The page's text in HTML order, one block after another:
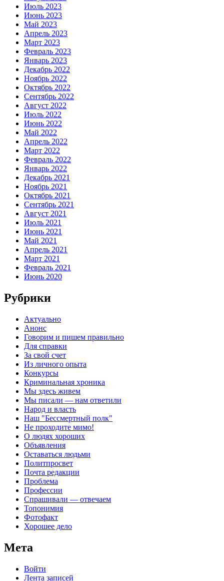
Июль 2023
Июнь 2023
Май 2023
Апрель 2023
Март 2023
Февраль 2023
Январь 2023
Декабрь 2022
Ноябрь 2022
Октябрь 2022
Сентябрь 2022
Август 2022
Июль 2022
Июнь 2022
Май 2022
Апрель 2022
Март 2022
Февраль 2022
Январь 2022
Декабрь 2021
Ноябрь 2021
Октябрь 2021
Сентябрь 2021
Август 2021
Июль 2021
Июнь 2021
Май 2021
Апрель 2021
Март 2021
Февраль 2021
Июнь 2020
Рубрики
Актуально
Анонс
Говорим и пишем правильно
Для справки
За свой счет
Из личного опыта
Конкурсы
Криминальная хроника
Мы здесь живем
Мы писали — нам ответили
Народ и власть
Наш "Бессмертный полк"
Не проходите мимо!
О людях хороших
Объявления
Оставаться людьми
Политпросвет
Почта редакции
Проблема
Профессии
Спрашивали — отвечаем
Топонимия
Фотофакт
Хорошее дело
Мета
Войти
Лента записей